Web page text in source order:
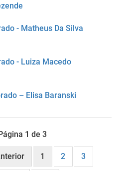
- Matheus Da Silva
- Luiza Macedo
– Elisa Baranski
1 de 3
1 2 3